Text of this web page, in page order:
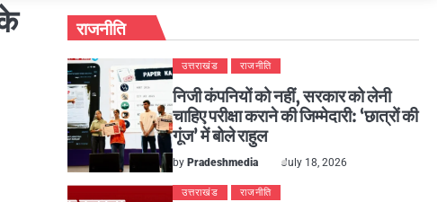
राजनीति
उत्तराखंड राजनीति
निजी कंपनियों को नहीं, सरकार को लेनी
चाहिए परीक्षा कराने की जिम्मेदारी: ‘छात्रों की
गूंज’ में बोले राहुल
by Pradeshmedia July 18, 2026
उत्तराखंड राजनीति